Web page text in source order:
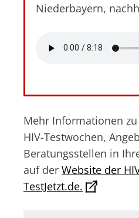
Niederbayern,
Mehr Informationen
HIV-Testwochen,
Beratungsstellen in
auf der Website der
TestJetzt.de.